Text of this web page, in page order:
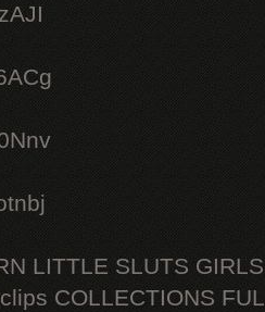
LITTLE SLUTS
COLLECTIONS